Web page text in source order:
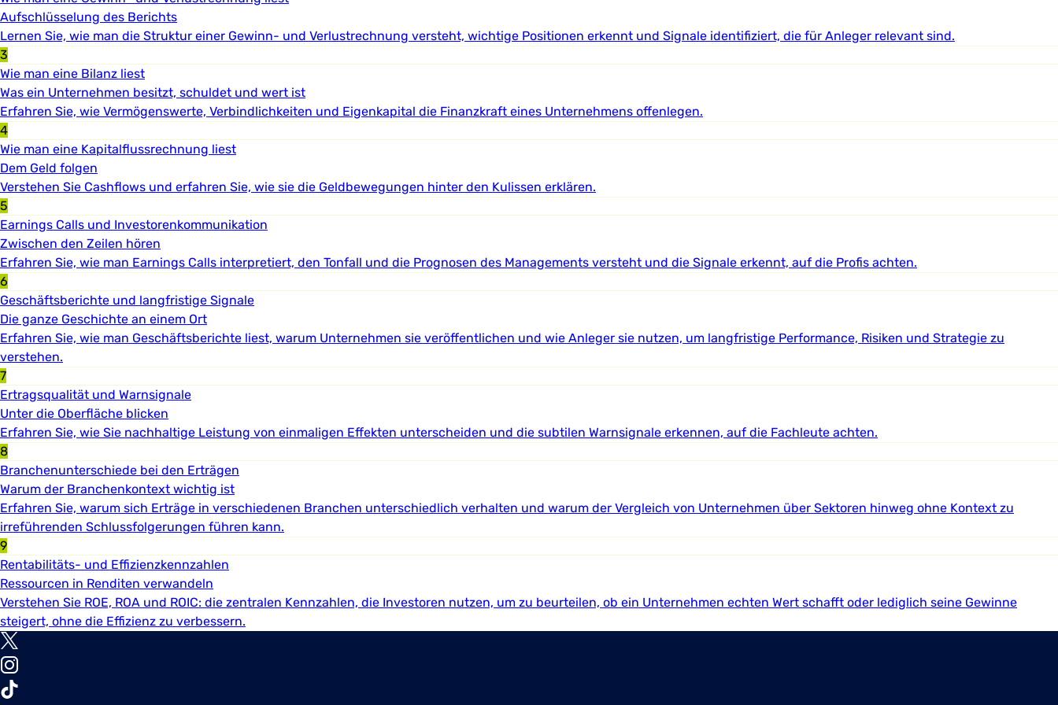
Aufschlüsselung des Berichts
Lernen Sie, wie man die Struktur einer Gewinn- und Verlustrechnung versteht, wichtige Positionen erkennt und Signale identifiziert, die für Anleger relevant sind.
3
Wie man eine Bilanz liest
Was ein Unternehmen besitzt, schuldet und wert ist
Erfahren Sie, wie Vermögenswerte, Verbindlichkeiten und Eigenkapital die Finanzkraft eines Unternehmens offenlegen.
4
Wie man eine Kapitalflussrechnung liest
Dem Geld folgen
Verstehen Sie Cashflows und erfahren Sie, wie sie die Geldbewegungen hinter den Kulissen erklären.
5
Earnings Calls und Investorenkommunikation
Zwischen den Zeilen hören
Erfahren Sie, wie man Earnings Calls interpretiert, den Tonfall und die Prognosen des Managements versteht und die Signale erkennt, auf die Profis achten.
6
Geschäftsberichte und langfristige Signale
Die ganze Geschichte an einem Ort
Erfahren Sie, wie man Geschäftsberichte liest, warum Unternehmen sie veröffentlichen und wie Anleger sie nutzen, um langfristige Performance, Risiken und Strategie zu
verstehen.
7
Ertragsqualität und Warnsignale
Unter die Oberfläche blicken
Erfahren Sie, wie Sie nachhaltige Leistung von einmaligen Effekten unterscheiden und die subtilen Warnsignale erkennen, auf die Fachleute achten.
8
Branchenunterschiede bei den Erträgen
Warum der Branchenkontext wichtig ist
Erfahren Sie, warum sich Erträge in verschiedenen Branchen unterschiedlich verhalten und warum der Vergleich von Unternehmen über Sektoren hinweg ohne Kontext zu
irreführenden Schlussfolgerungen führen kann.
9
Rentabilitäts- und Effizienzkennzahlen
Ressourcen in Renditen verwandeln
Verstehen Sie ROE, ROA und ROIC: die zentralen Kennzahlen, die Investoren nutzen, um zu beurteilen, ob ein Unternehmen echten Wert schafft oder lediglich seine Gewinne
steigert, ohne die Effizienz zu verbessern.